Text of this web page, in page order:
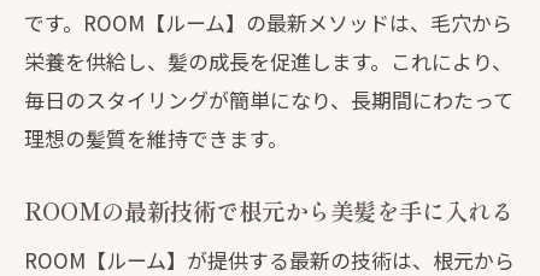
です。ROOM【ルーム】の最新メソッドは、毛穴から
栄養を供給し、髪の成長を促進します。これにより、
毎日のスタイリングが簡単になり、長期間にわたって
理想の髪質を維持できます。
ROOMの最新技術で根元から美髪を手に入れる
ROOM【ルーム】が提供する最新の技術は、根元から